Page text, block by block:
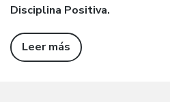
Disciplina Positiva.
Leer más